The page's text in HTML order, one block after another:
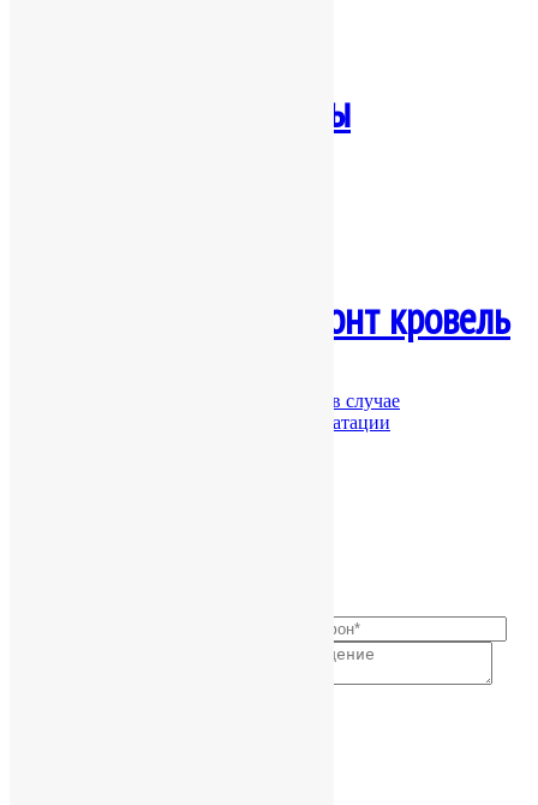
Колпаки на дымоходы
Обследование и ремонт кровель
Обследование существующих кровель в случае
возникновения проблем при их эксплуатации